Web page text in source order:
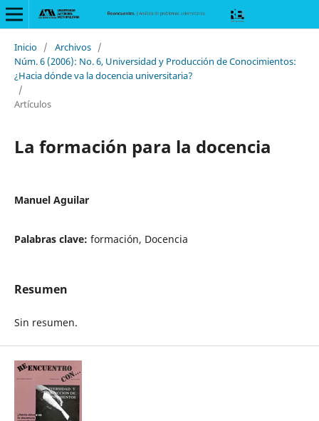
Inicio / Archivos /
Núm. 6 (2006): No. 6, Universidad y Producción de Conocimientos:
¿Hacia dónde va la docencia universitaria?
/
Artículos
La formación para la docencia
Manuel Aguilar
Palabras clave: formación, Docencia
Resumen
Sin resumen.